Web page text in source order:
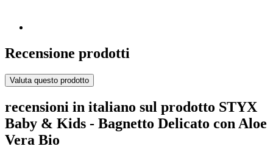
Recensione prodotti
Valuta questo prodotto
recensioni in italiano sul prodotto STYX
Baby & Kids - Bagnetto Delicato con Aloe
Vera Bio